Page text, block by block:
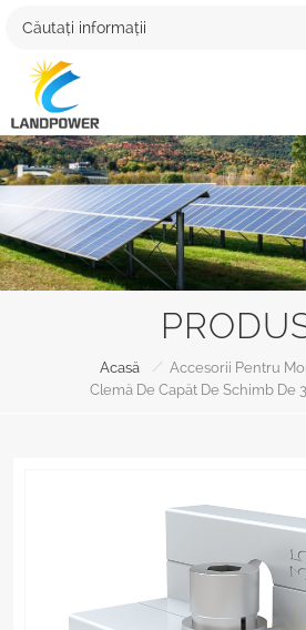
Acasă / Accesorii Pentru
Clemă De Capăt De Schimb De